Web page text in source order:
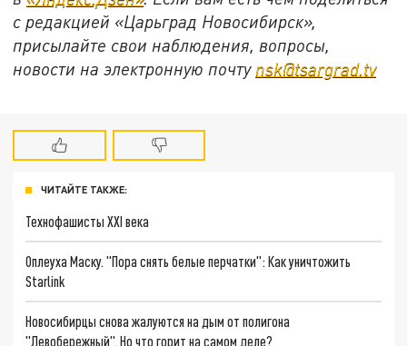
с редакцией «Царьград Новосибирск»,
присылайте свои наблюдения, вопросы,
новости на электронную почту nsk@tsargrad.tv
ЧИТАЙТЕ ТАКЖЕ:
Технофашисты XXI века
Оплеуха Маску. "Пора снять белые перчатки": Как уничтожить
Starlink
Новосибирцы снова жалуются на дым от полигона
"Левобережный". Но что горит на самом деле?